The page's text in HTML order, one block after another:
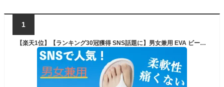
1
【楽天1位】【ランキング30冠獲得 SNS話題に】男女兼用 EVA ビーチサンダル レディース メンズ ビーサン 厚底 ヒール 軽量 痛くない 歩きやすい オシャレ 滑らないサンダル 人気 滑り止め カジュアルシューズ 大きいサイズ 厚底靴 韓国 夏 海旅行 柔軟性 快適